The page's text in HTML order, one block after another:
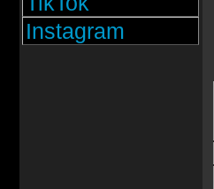
Instagram